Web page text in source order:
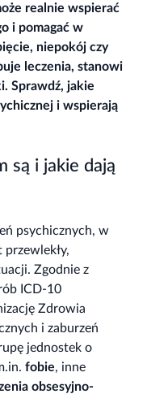
realnie wspierać
i pomagać w
niepokój czy
leczenia, stanowi
Sprawdź, jakie
i wspierają
są i jakie dają
psychicznych, w
Zgodnie z
ICD-10
Zdrowia
i zaburzeń
jednostek o
fobie, inne
obsesyjno-